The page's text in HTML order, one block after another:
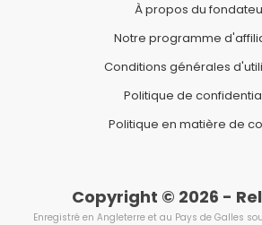
À propos du
Notre programme
Conditions générales
Politique de
Politique en matière de
Copyright © 2026 -
Enregistré en Angleterre et au Pays de Galles